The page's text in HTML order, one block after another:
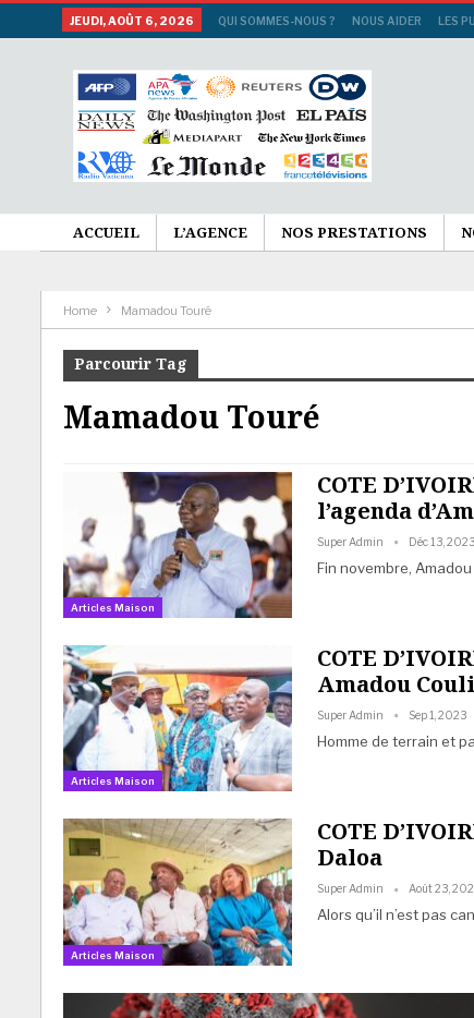
JEUDI, AOÛT 6, 2026 QUI SOMMES-NOUS ? NOUS AIDER LES
ACCUEIL L’AGENCE NOS PRESTATIONS
Home Mamadou Touré
Parcourir Tag
Mamadou Touré
Articles Maison
COTE
l’agenda
Super Admin Déc 13, 2023
Fin novembre,
Articles Maison
COTE
Amadou
Super Admin Sep 1, 2023
Homme de terrain et
Articles Maison
COTE
Daloa
Super Admin Août 23,
Alors qu’il n’est pas